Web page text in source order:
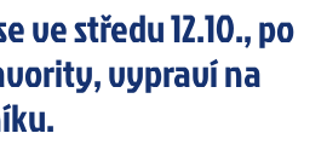
ve středu 12.10., po
vypraví na